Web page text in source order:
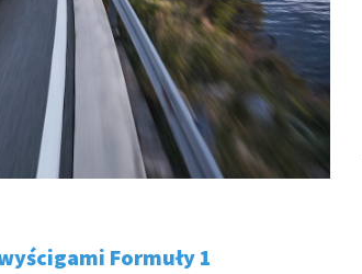
Formuły 1